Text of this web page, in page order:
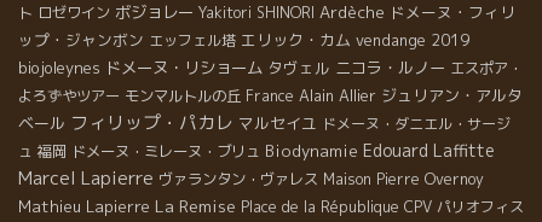
ト ロゼワイン ボジョレー Yakitori SHINORI Ardèche ドメーヌ・フィリ
ップ・ジャンボン エッフェル塔 エリック・カム vendange 2019
biojoleynes ドメーヌ・リショーム タヴェル ニコラ・ルノー エスポア・
よろずやツアー モンマルトルの丘 France Alain Allier ジュリアン・アルタ
ベール フィリップ・パカレ マルセイユ ドメーヌ・ダニエル・サージ
ュ 福岡 ドメーヌ・ミレーヌ・ブリュ Biodynamie Edouard Laffitte
Marcel Lapierre ヴァランタン・ヴァレス Maison Pierre Overnoy
Mathieu Lapierre La Remise Place de la République CPV パリオフィス